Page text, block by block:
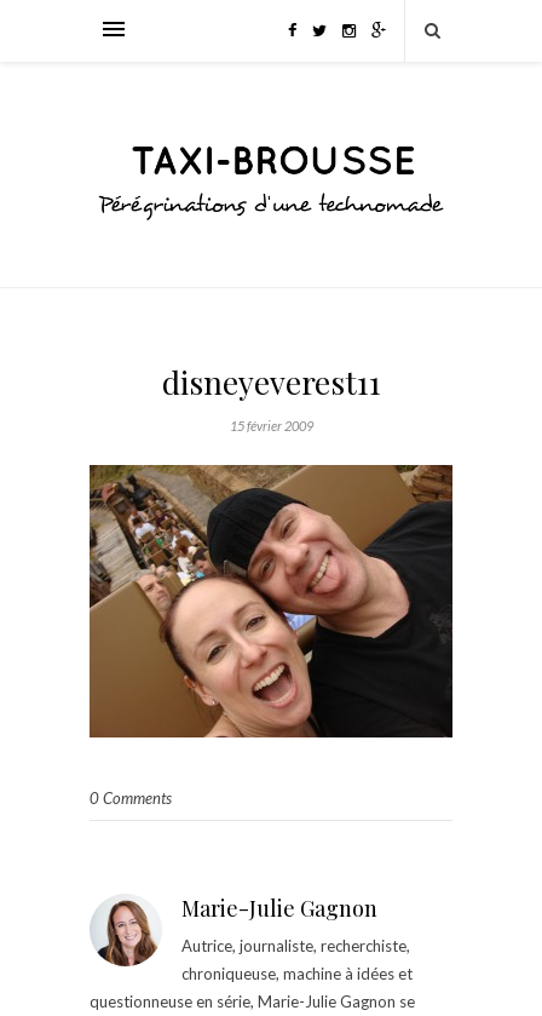
disneyeverest11
15 février 2009
0 Comments
Marie-Julie Gagnon
Autrice, journaliste, recherchiste,
chroniqueuse, machine à idées et
questionneuse en série, Marie-Julie Gagnon se